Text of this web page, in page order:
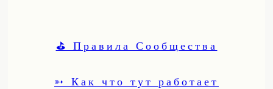
⛳ Правила Сообщества
➳ Как что тут работает